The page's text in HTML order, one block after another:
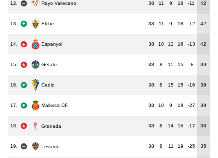
12. Rayo Vallecano 38 11 9 18 -11 42
13. Elche 38 11 9 18 -12 42
14. Espanyol 38 10 12 16 -13 42
15. Getafe 38 8 15 15 -8 39
16. Cadiz 38 8 15 15 -16 39
17. Mallorca CF 38 10 9 19 -27 39
18. Granada 38 8 14 16 -17 38
19. Levante 38 8 11 19 -25 35